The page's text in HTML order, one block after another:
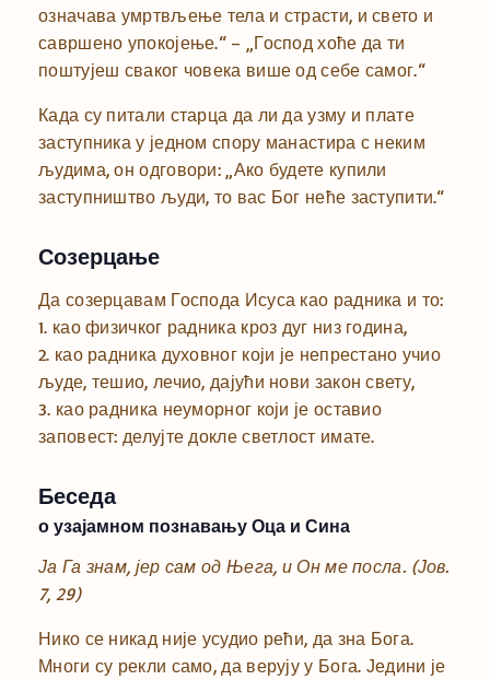
означава умртвљење тела и страсти, и свето и
савршено упокојење.“ – „Господ хоће да ти
поштујеш сваког човека више од себе самог.“
Када су питали старца да ли да узму и плате
заступника у једном спору манастира с неким
људима, он одговори: „Ако будете купили
заступништво људи, то вас Бог неће заступити.“
Созерцање
Да созерцавам Господа Исуса као радника и то:
1. као физичког радника кроз дуг низ година,
2. као радника духовног који је непрестано учио
људе, тешио, лечио, дајући нови закон свету,
3. као радника неуморног који је оставио
заповест: делујте докле светлост имате.
Беседа
о узајамном познавању Оца и Сина
Ја Га знам, јер сам од Њега, и Он ме посла. (Јов.
7, 29)
Нико се никад није усудио рећи, да зна Бога.
Многи су рекли само, да верују у Бога. Једини је